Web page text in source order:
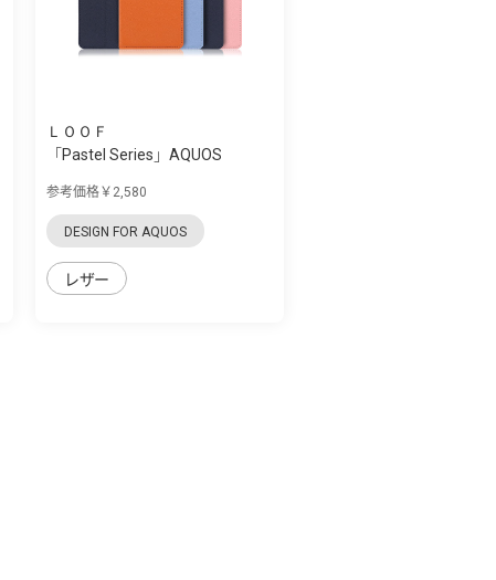
ＬＯＯＦ
「Pastel Series」AQUOS
参考価格￥2,580
DESIGN FOR AQUOS
レザー